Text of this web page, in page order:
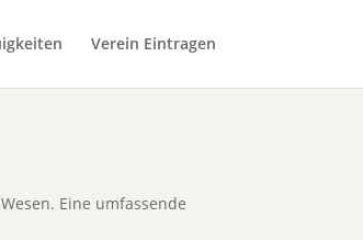
Verein Eintragen
Eine umfassende